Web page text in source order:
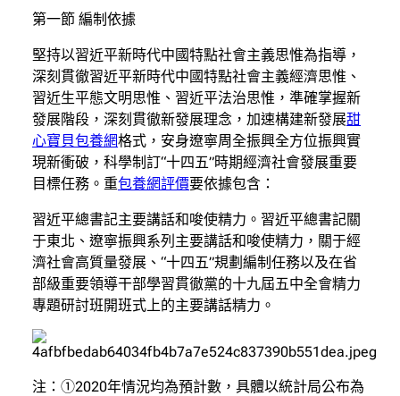
第一節 編制依據
堅持以習近平新時代中國特點社會主義思惟為指導，
深刻貫徹習近平新時代中國特點社會主義經濟思惟、
習近生平態文明思惟、習近平法治思惟，準確掌握新
發展階段，深刻貫徹新發展理念，加速構建新發展甜
心寶貝包養網格式，安身遼寧周全振興全方位振興實
現新衝破，科學制訂“十四五”時期經濟社會發展重要
目標任務。重包養網評價要依據包含：
習近平總書記主要講話和唆使精力。習近平總書記關
于東北、遼寧振興系列主要講話和唆使精力，關于經
濟社會高質量發展、“十四五”規劃編制任務以及在省
部級重要領導干部學習貫徹黨的十九屆五中全會精力
專題研討班開班式上的主要講話精力。
注：①2020年情況均為預計數，具體以統計局公布為